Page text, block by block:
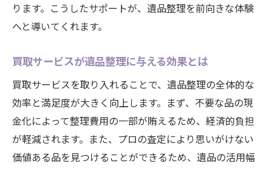
ります。こうしたサポートが、遺品整理を前向きな体験
へと導いてくれます。
買取サービスが遺品整理に与える効果とは
買取サービスを取り入れることで、遺品整理の全体的な
効率と満足度が大きく向上します。まず、不要な品の現
金化によって整理費用の一部が賄えるため、経済的負担
が軽減されます。また、プロの査定により思いがけない
価値ある品を見つけることができるため、遺品の活用幅